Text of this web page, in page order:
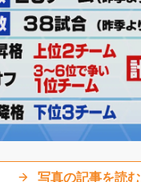
写真の記事を読む